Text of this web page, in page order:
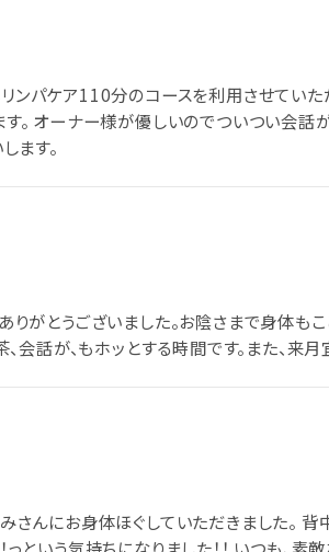
パケア110分のコースを利用させていた
。 オーナー様が優しいのでついつい会話
ます。
がとうございました。お陰さまで身体も
会話が、もホッとする時間です。また、来月
さんにお身体ほぐしていただきました。 背